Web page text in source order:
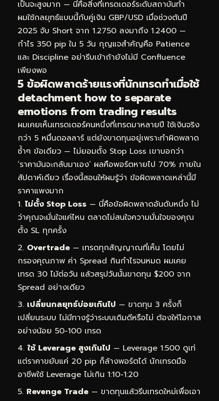
เป็นจะสูงมาก — นี่คือสิ่งที่เทรดเดอร์ระดับสถาบันทำ
ผมใช้กลยุทธ์แบบนี้กับคู่เงิน GBP/USD เมื่อช่วงต้นปี
2025 จับ Short จาก 1.2750 ลงมาถึง 1.2400 —
กำไร 350 pip ใน 5 วัน กุญแจสำคัญคือ Patience
และ Discipline อย่ารีบเข้าถ้ายังไม่มี Confluence
เพียงพอ
5 ข้อผิดพลาดร้ายแรงที่นักเทรดทำเมื่อใช้
detachment how to separate
emotions from trading results
ผมเคยเห็นเทรดเดอร์คนหนึ่งที่เทรดมาหลายปี ใช้เงินจริง
กว่า 5 หมื่นดอลลาร์ แต่ยังขาดทุนอยู่เพราะทำผิดพลาด
ซ้ำๆ ข้อเดียว — ไม่ยอมตั้ง Stop Loss เขาบอกว่า
‘ราคามันจะกลับมาเอง’ ผลคือพอร์ตหายไป 70% ภายใน
สัปดาห์เดียว เรื่องนี้สอนให้ผมรู้ว่า ข้อผิดพลาดเหล่านี้มี
ราคาแพงมาก
ไม่ตั้ง Stop Loss — นี่คือข้อผิดพลาดอันดับหนึ่ง ไม่
ว่าคุณจะมั่นใจแค่ไหน ตลาดไม่สนใจความมั่นใจของคุณ
ตั้ง SL ทุกครั้ง
Overtrade — เทรดทุกสัญญาณที่เห็น โดยไม่
กรองคุณภาพ ค่า Spread กินกำไรจนหมด ผมเคย
เทรด 30 ไม้ต่อวัน แล้วสรุปวันนั้นขาดทุน $200 จาก
Spread อย่างเดียว
เปลี่ยนกลยุทธ์บ่อยเกินไป — ขาดทุน 3 ครั้งก็
เปลี่ยนระบบ ไม่มีทางรู้ว่าระบบเดิมดีหรือไม่ ต้องให้โอกาส
อย่างน้อย 50-100 เทรด
ใช้ Leverage สูงเกินไป — Leverage 1:500 ดูเท่
แต่ราคาขยับแค่ 20 pip ก็ล้างพอร์ตได้ นักเทรดมือ
อาชีพใช้ Leverage ไม่เกิน 1:10-1:20
Revenge Trade — ขาดทุนแล้วรีบเทรดใหม่เพื่อเอา